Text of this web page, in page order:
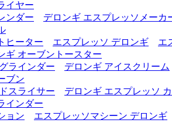
イヤー
ンダー
デロンギ エスプレッソメーカ
ヒーター
エスプレッソ デロンギ
エ
ギ オーブントースター
ラインダー
デロンギ アイスクリーム
ブン
スライサー
デロンギ エスプレッソ
インダー
ョン
エスプレッソマシーン デロンギ